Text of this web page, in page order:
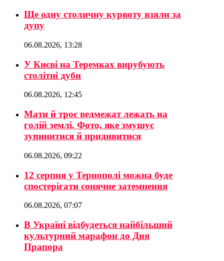
Ще одну столичну курвоту взяли за
дупу
06.08.2026, 13:28
У Києві на Теремках вирубують
столітні дуби
06.08.2026, 12:45
Мати й троє ведмежат лежать на
голій землі. Фото, яке змушує
зупинитися й придивитися
06.08.2026, 09:22
12 серпня у Тернополі можна буде
спостерігати сонячне затемнення
06.08.2026, 07:07
В Україні відбудеться найбільший
культурний марафон до Дня
Прапора